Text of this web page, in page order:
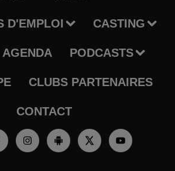
D'EMPLOI CASTING
AGENDA PODCASTS
CLUBS PARTENAIRES
CONTACT